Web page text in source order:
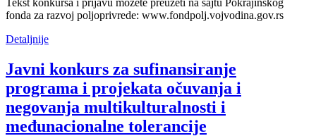
fonda za razvoj poljoprivrede: www.fondpolj.vojvodina.gov.rs
Detaljnije
Javni konkurs za sufinansiranje
programa i projekata očuvanja i
negovanja multikulturalnosti i
međunacionalne tolerancije